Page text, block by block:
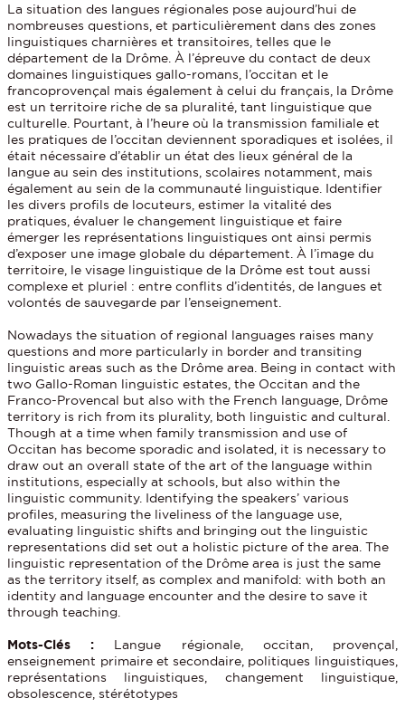
La situation des langues régionales pose aujourd’hui de
nombreuses questions, et particulièrement dans des zones
linguistiques charnières et transitoires, telles que le
département de la Drôme. À l’épreuve du contact de deux
domaines linguistiques gallo-romans, l’occitan et le
francoprovençal mais également à celui du français, la Drôme
est un territoire riche de sa pluralité, tant linguistique que
culturelle. Pourtant, à l’heure où la transmission familiale et
les pratiques de l’occitan deviennent sporadiques et isolées, il
était nécessaire d’établir un état des lieux général de la
langue au sein des institutions, scolaires notamment, mais
également au sein de la communauté linguistique. Identifier
les divers profils de locuteurs, estimer la vitalité des
pratiques, évaluer le changement linguistique et faire
émerger les représentations linguistiques ont ainsi permis
d’exposer une image globale du département. À l’image du
territoire, le visage linguistique de la Drôme est tout aussi
complexe et pluriel : entre conflits d’identités, de langues et
volontés de sauvegarde par l’enseignement.
Nowadays the situation of regional languages raises many
questions and more particularly in border and transiting
linguistic areas such as the Drôme area. Being in contact with
two Gallo-Roman linguistic estates, the Occitan and the
Franco-Provencal but also with the French language, Drôme
territory is rich from its plurality, both linguistic and cultural.
Though at a time when family transmission and use of
Occitan has become sporadic and isolated, it is necessary to
draw out an overall state of the art of the language within
institutions, especially at schools, but also within the
linguistic community. Identifying the speakers’ various
profiles, measuring the liveliness of the language use,
evaluating linguistic shifts and bringing out the linguistic
representations did set out a holistic picture of the area. The
linguistic representation of the Drôme area is just the same
as the territory itself, as complex and manifold: with both an
identity and language encounter and the desire to save it
through teaching.
Mots-Clés : Langue régionale, occitan, provençal,
enseignement primaire et secondaire, politiques linguistiques,
représentations linguistiques, changement linguistique,
obsolescence, stérétotypes